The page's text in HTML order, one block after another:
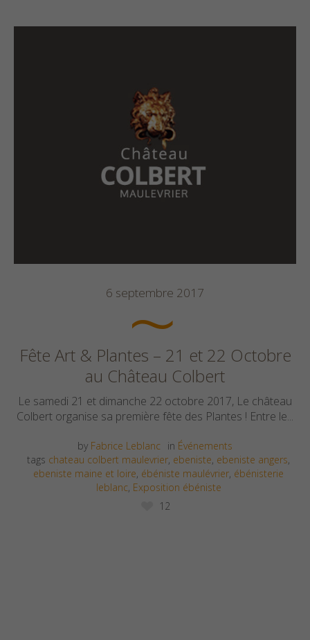
6 septembre 2017
Fête Art & Plantes – 21 et 22 Octobre
au Château Colbert
Le samedi 21 et dimanche 22 octobre 2017, Le château
Colbert organise sa première fête des Plantes ! Entre le...
by Fabrice Leblanc in Événements
tags chateau colbert maulevrier, ebeniste, ebeniste angers,
ebeniste maine et loire, ébéniste maulévrier, ébénisterie
leblanc, Exposition ébéniste
12